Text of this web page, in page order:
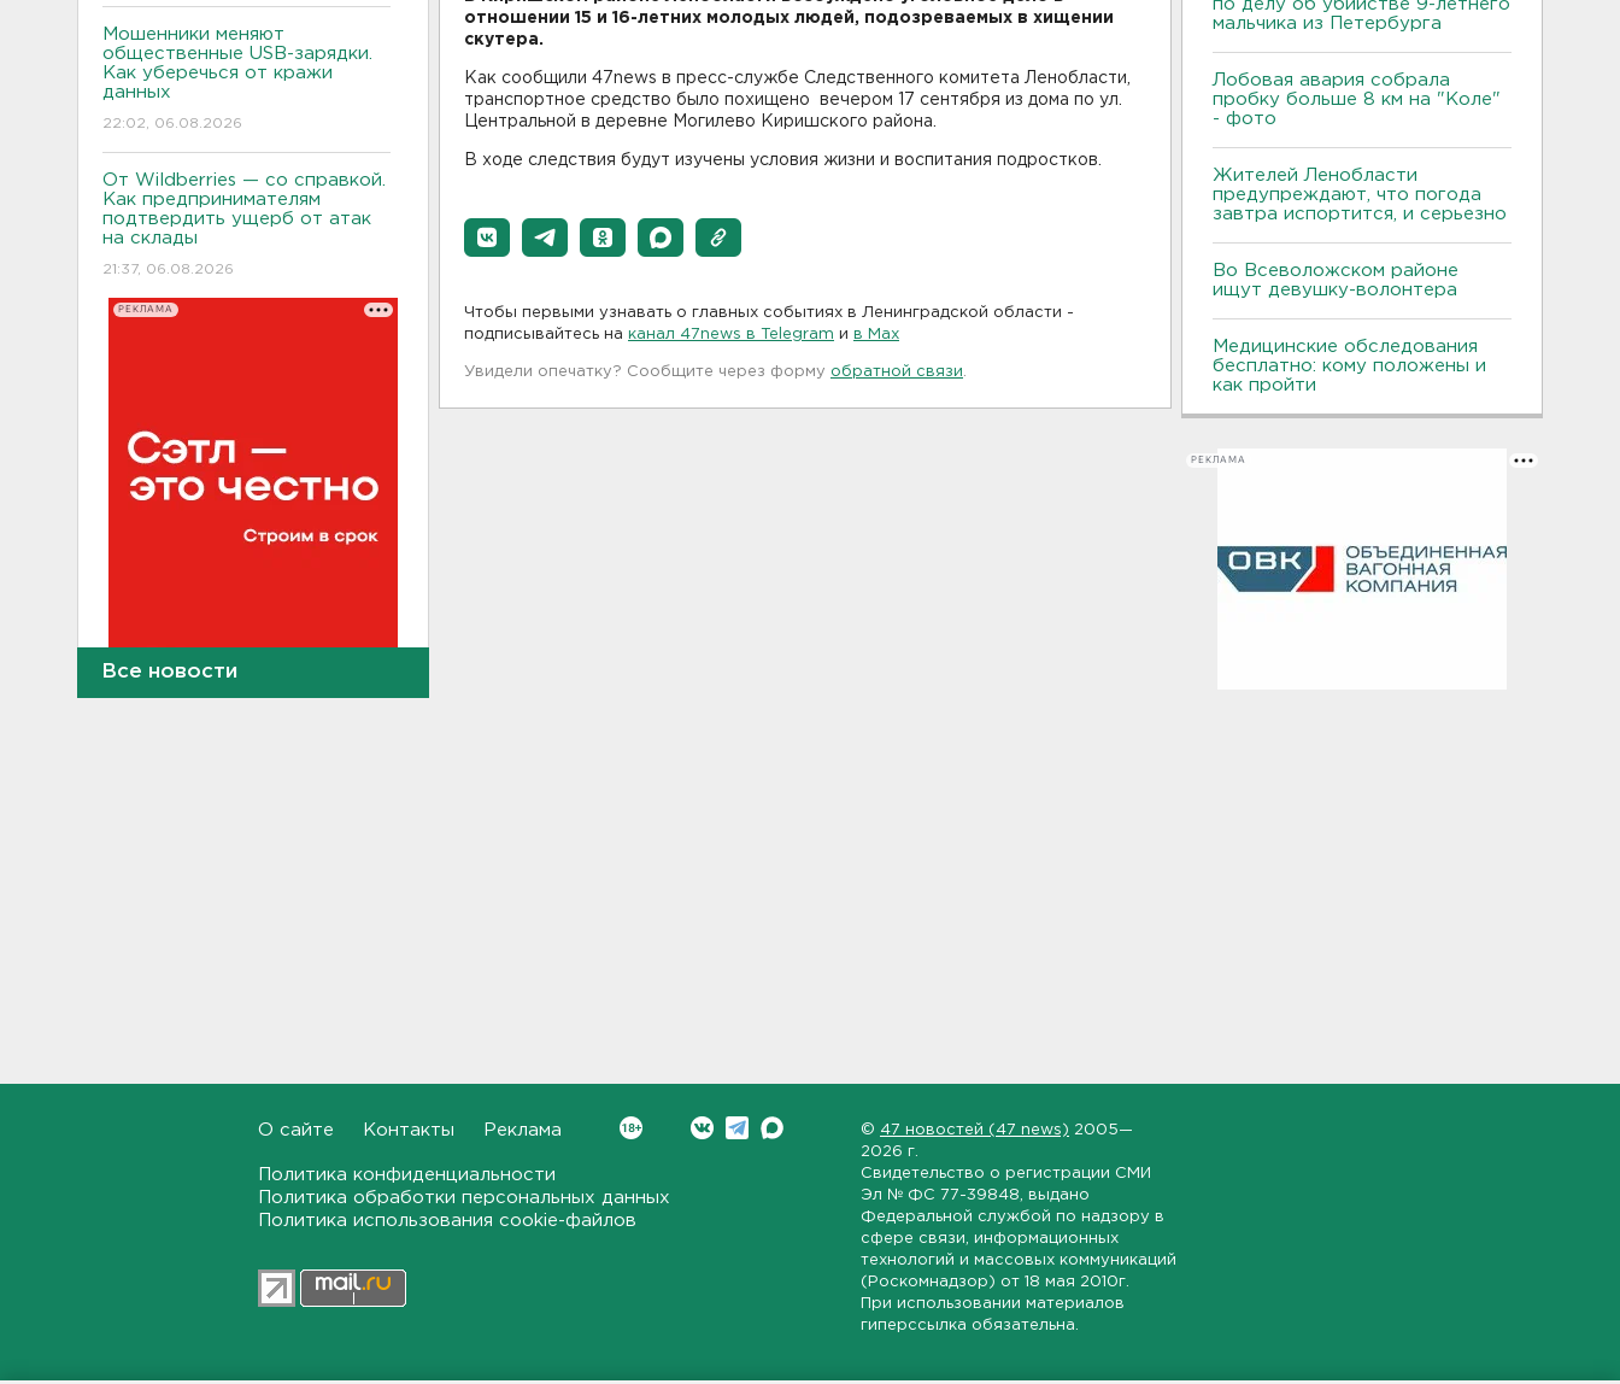
Мошенники меняют
общественные USB-зарядки.
Как уберечься от кражи
данных
22:02, 06.08.2026
От Wildberries — со справкой.
Как предпринимателям
подтвердить ущерб от атак
на склады
21:37, 06.08.2026
РЕКЛАМА
обойдется собрать ребенка в
школу на ресейле
Все новости
отношении 15 и 16-летних молодых людей, подозреваемых в хищении
скутера.
Как сообщили 47news в пресс-службе Следственного комитета Ленобласти,
транспортное средство было похищено вечером 17 сентября из дома по ул.
Центральной в деревне Могилево Киришского района.
В ходе следствия будут изучены условия жизни и воспитания подростков.
Чтобы первыми узнавать о главных событиях в Ленинградской области -
подписывайтесь на канал 47news в Telegram и в Maх
Увидели опечатку? Сообщите через форму обратной связи
по делу об убийстве 9-летнего
мальчика из Петербурга
Лобовая авария собрала
пробку больше 8 км на "Коле"
- фото
Жителей Ленобласти
предупреждают, что погода
завтра испортится, и серьезно
Во Всеволожском районе
ищут девушку-волонтера
Медицинские обследования
бесплатно: кому положены и
как пройти
РЕКЛАМА
О сайте Контакты Реклама
Политика конфиденциальности
Политика обработки персональных данных
Политика использования cookie-файлов
© 47 новостей (47 news) 2005—
2026 г.
Свидетельство о регистрации СМИ
Эл № ФС 77-39848 , выдано
Федеральной службой по надзору в
сфере связи, информационных
технологий и массовых коммуникаций
(Роскомнадзор) от 18 мая 2010г.
При использовании материалов
гиперссылка обязательна.